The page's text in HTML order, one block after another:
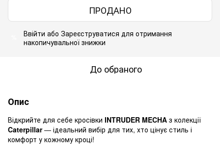
ПРОДАНО
Ввійти або Зареєструватися для отримання
накопичувальної знижки
До обраного
Опис
Відкрийте для себе кросівки INTRUDER MECHA з колекції
Caterpillar— ідеальний вибір для тих, хто цінує стиль і
комфорт у кожному кроці!